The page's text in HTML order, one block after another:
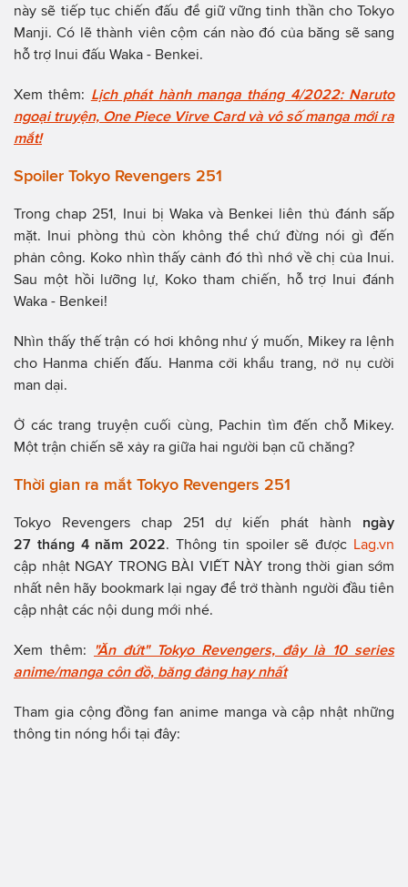
này sẽ tiếp tục chiến đấu để giữ vững tinh thần cho Tokyo
Manji. Có lẽ thành viên cộm cán nào đó của băng sẽ sang
hỗ trợ Inui đấu Waka - Benkei.
Xem thêm: Lịch phát hành manga tháng 4/2022: Naruto
ngoại truyện, One Piece Virve Card và vô số manga mới ra
mắt!
Spoiler Tokyo Revengers 251
Trong chap 251, Inui bị Waka và Benkei liên thủ đánh sấp
mặt. Inui phòng thủ còn không thể chứ đừng nói gì đến
phản công. Koko nhìn thấy cảnh đó thì nhớ về chị của Inui.
Sau một hồi lưỡng lự, Koko tham chiến, hỗ trợ Inui đánh
Waka - Benkei!
Nhìn thấy thế trận có hơi không như ý muốn, Mikey ra lệnh
cho Hanma chiến đấu. Hanma cởi khẩu trang, nở nụ cười
man dại.
Ở các trang truyện cuối cùng, Pachin tìm đến chỗ Mikey.
Một trận chiến sẽ xảy ra giữa hai người bạn cũ chăng?
Thời gian ra mắt Tokyo Revengers 251
Tokyo Revengers chap 251 dự kiến phát hành ngày
27 tháng 4 năm 2022. Thông tin spoiler sẽ được Lag.vn
cập nhật NGAY TRONG BÀI VIẾT NÀY trong thời gian sớm
nhất nên hãy bookmark lại ngay để trở thành người đầu tiên
cập nhật các nội dung mới nhé.
Xem thêm:
"Ăn đứt" Tokyo Revengers, đây là 10 series
anime/manga côn đồ, băng đảng hay nhất
Tham gia cộng đồng fan anime manga và cập nhật những
thông tin nóng hổi tại đây: